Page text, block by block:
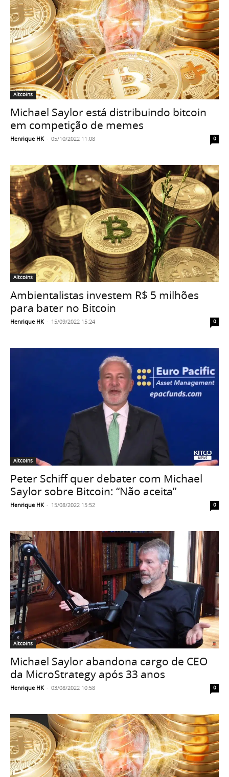
Altcoins
Michael Saylor está distribuindo bitcoin
em competição de memes
Henrique HK - 05/10/2022 11:08 0
Altcoins
Ambientalistas investem R$ 5 milhões
para bater no Bitcoin
Henrique HK - 15/09/2022 15:24 0
Altcoins
Peter Schiff quer debater com Michael
Saylor sobre Bitcoin: “Não aceita”
Henrique HK - 15/08/2022 15:52 0
Altcoins
Michael Saylor abandona cargo de CEO
da MicroStrategy após 33 anos
Henrique HK - 03/08/2022 10:58 0